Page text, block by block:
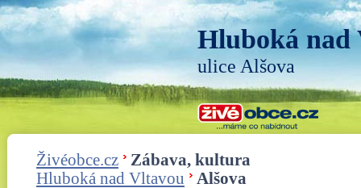
Hluboká nad
ulice Alšova
Živéobce.cz
Zábava, kultura
Hluboká nad Vltavou
Alšova